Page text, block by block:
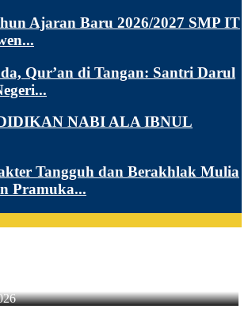
Ajaran Baru 2026/2027 SMP IT
Qur’an di Tangan: Santri Darul
NABI ALA IBNUL
Tangguh dan Berakhlak Mulia
Pramuka...